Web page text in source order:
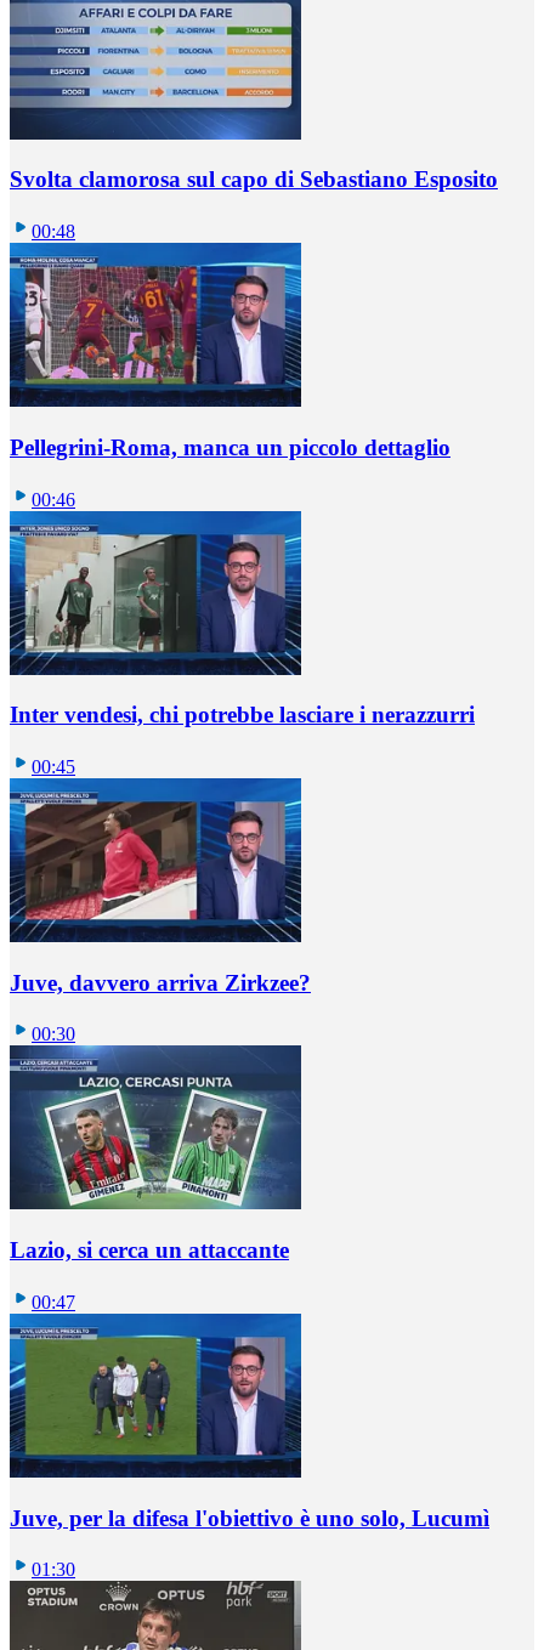
Svolta clamorosa sul capo di Sebastiano Esposito
00:48
Pellegrini-Roma, manca un piccolo dettaglio
00:46
Inter vendesi, chi potrebbe lasciare i nerazzurri
00:45
Juve, davvero arriva Zirkzee?
00:30
Lazio, si cerca un attaccante
00:47
Juve, per la difesa l'obiettivo è uno solo, Lucumì
01:30